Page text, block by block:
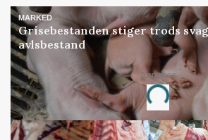
MARKED
Grisebestanden stiger trods
avlsbestand
Annonce
Loading...